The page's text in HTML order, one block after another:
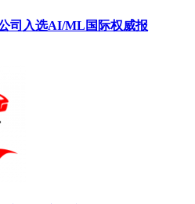
司入选AI/ML国际权威报